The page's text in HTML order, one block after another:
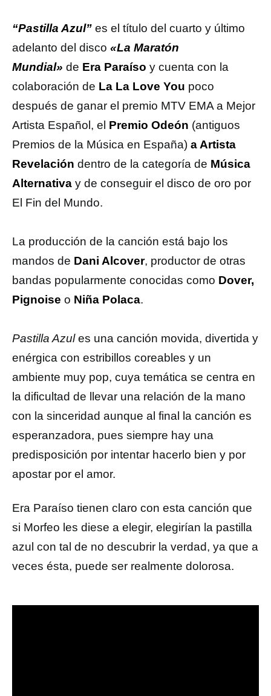
“Pastilla Azul” es el título del cuarto y último
adelanto del disco «La Maratón
Mundial» de Era Paraíso y cuenta con la
colaboración de La La Love You poco
después de ganar el premio MTV EMA a Mejor
Artista Español, el Premio Odeón (antiguos
Premios de la Música en España) a Artista
Revelación dentro de la categoría de Música
Alternativa y de conseguir el disco de oro por
El Fin del Mundo.
La producción de la canción está bajo los
mandos de Dani Alcover, productor de otras
bandas popularmente conocidas como Dover,
Pignoise o Niña Polaca.
Pastilla Azules una canción movida, divertida y
enérgica con estribillos coreables y un
ambiente muy pop, cuya temática se centra en
la dificultad de llevar una relación de la mano
con la sinceridad aunque al final la canción es
esperanzadora, pues siempre hay una
predisposición por intentar hacerlo bien y por
apostar por el amor.
Era Paraíso tienen claro con esta canción que
si Morfeo les diese a elegir, elegirían la pastilla
azul con tal de no descubrir la verdad, ya que a
veces ésta, puede ser realmente dolorosa.